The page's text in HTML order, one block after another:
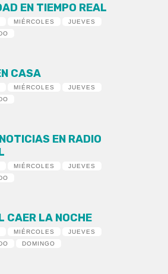
EN TIEMPO REAL
MIÉRCOLES
JUEVES
CASA
MIÉRCOLES
JUEVES
EN RADIO
MIÉRCOLES
JUEVES
CAER LA NOCHE
MIÉRCOLES
JUEVES
DOMINGO